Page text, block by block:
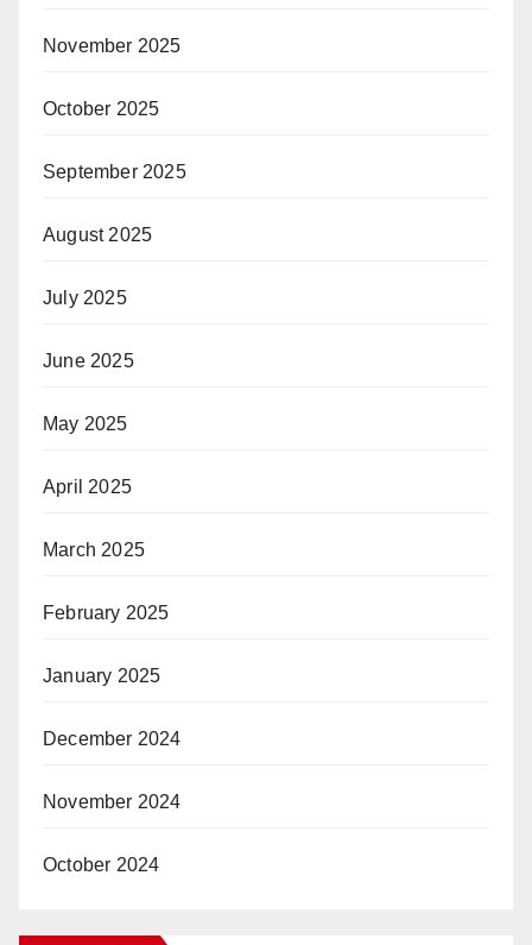
November 2025
October 2025
September 2025
August 2025
July 2025
June 2025
May 2025
April 2025
March 2025
February 2025
January 2025
December 2024
November 2024
October 2024